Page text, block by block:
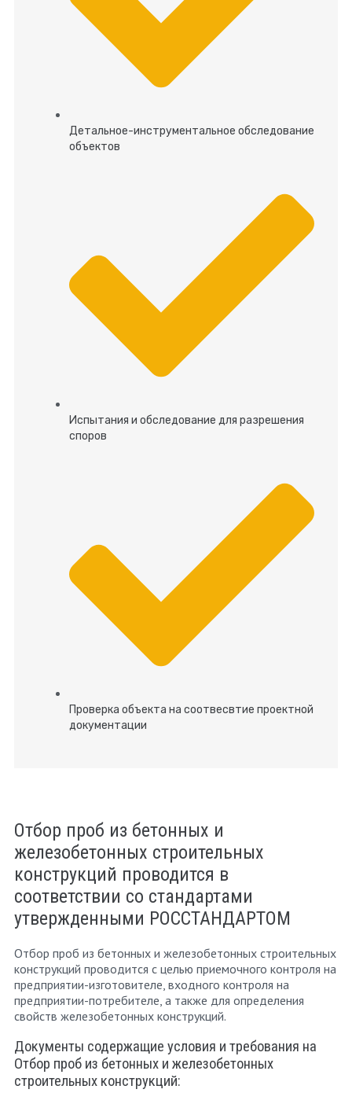
Детальное-инструментальное обследование
объектов
Испытания и обследование для разрешения
споров
Проверка объекта на соотвесвтие проектной
документации
Отбор проб из бетонных и
железобетонных строительных
конструкций проводится в
соответствии со стандартами
утвержденными РОССТАНДАРТОМ
Отбор проб из бетонных и железобетонных строительных
конструкций проводится с целью приемочного контроля на
предприятии-изготовителе, входного контроля на
предприятии-потребителе, а также для определения
свойств железобетонных конструкций.
Документы содержащие условия и требования на
Отбор проб из бетонных и железобетонных
строительных конструкций: